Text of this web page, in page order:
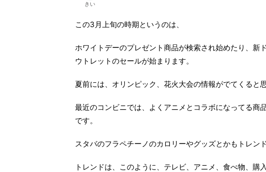
きい
この3月上旬の時期というのは、
ホワイトデーのプレゼント商品が検索され始めたり、新
ウトレットのセールが始まります。
夏前には、オリンピック、花火大会の情報がでてくると思
最近のコンビニでは、よくアニメとコラボになってる商
です。
スタバのフラペチーノのカロリーやグッズとかもトレン
トレンドは、このように、テレビ、アニメ、食べ物、